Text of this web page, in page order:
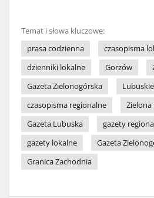
Temat i słowa kluczowe:
prasa codzienna
czasopisma
dzienniki lokalne
Gorzów
Gazeta Zielonogórska
Lubuskie
czasopisma regionalne
Zielona
Gazeta Lubuska
gazety
gazety lokalne
Gazeta
Granica Zachodnia